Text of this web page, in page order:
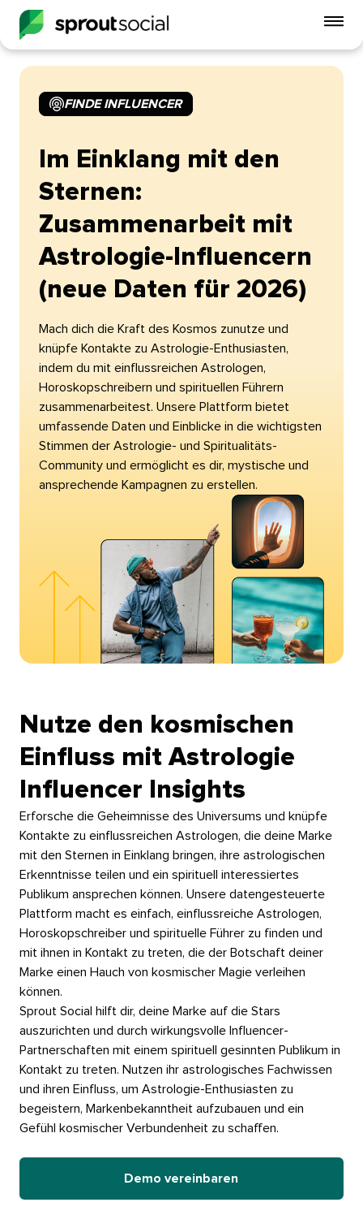
FINDE INFLUENCER​​
Im Einklang mit den
Sternen:
Zusammenarbeit mit
Astrologie-Influencern
(neue Daten für 2026)​​
Mach dich die Kraft des Kosmos zunutze und
knüpfe Kontakte zu Astrologie-Enthusiasten,
indem du mit einflussreichen Astrologen,
Horoskopschreibern und spirituellen Führern
zusammenarbeitest. Unsere Plattform bietet
umfassende Daten und Einblicke in die wichtigsten
Stimmen der Astrologie- und Spiritualitäts-
Community und ermöglicht es dir, mystische und
ansprechende Kampagnen zu erstellen.​​
Nutze den kosmischen
Einfluss mit Astrologie
Influencer Insights​​
Erforsche die Geheimnisse des Universums und knüpfe
Kontakte zu einflussreichen Astrologen, die deine Marke
mit den Sternen in Einklang bringen, ihre astrologischen
Erkenntnisse teilen und ein spirituell interessiertes
Publikum ansprechen können. Unsere datengesteuerte
Plattform macht es einfach, einflussreiche Astrologen,
Horoskopschreiber und spirituelle Führer zu finden und
mit ihnen in Kontakt zu treten, die der Botschaft deiner
Marke einen Hauch von kosmischer Magie verleihen
können.​​
Sprout Social hilft dir, deine Marke auf die Stars
auszurichten und durch wirkungsvolle Influencer-
Partnerschaften mit einem spirituell gesinnten Publikum in
Kontakt zu treten. Nutzen ihr astrologisches Fachwissen
und ihren Einfluss, um Astrologie-Enthusiasten zu
begeistern, Markenbekanntheit aufzubauen und ein
Gefühl kosmischer Verbundenheit zu schaffen.​​
Demo vereinbaren​​